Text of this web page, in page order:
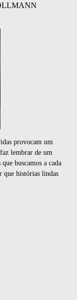
provocam um
lembrar de um
buscamos a cada
que histórias lindas